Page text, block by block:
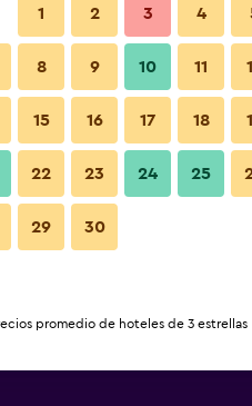
Piscina
Fotos
1 2 3 4
8 9 10 11
15 16 17 18
22 23 24 25
29 30
promedio de hoteles de 3 estrellas